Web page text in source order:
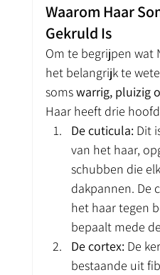
Waarom Haar
Gekruld Is
Om te begrijpen wat
het belangrijk te
soms warrig, pluizig
Haar heeft drie
De cuticula: Dit
van het haar,
schubben die
dakpannen. De
het haar tegen
bepaalt mede
De cortex: De
bestaande uit